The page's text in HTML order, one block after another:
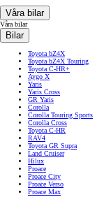
Våra bilar
Våra bilar
Bilar
Toyota bZ4X
Toyota bZ4X Touring
Toyota C-HR+
Aygo X
Yaris
Yaris Cross
GR Yaris
Corolla
Corolla Touring Sports
Corolla Cross
Toyota C-HR
RAV4
Toyota GR Supra
Land Cruiser
Hilux
Proace
Proace City
Proace Verso
Proace Max